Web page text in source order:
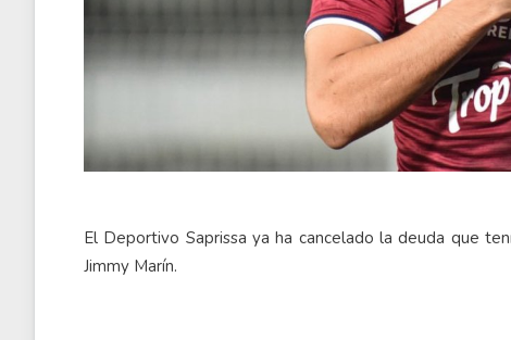
El Deportivo Saprissa ya ha cancelado la deuda que
Jimmy Marín.